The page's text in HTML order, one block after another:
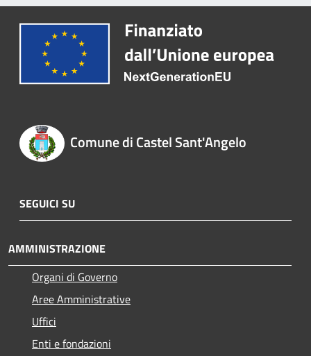
Comune di Castel Sant'Angelo
SEGUICI SU
AMMINISTRAZIONE
Organi di Governo
Aree Amministrative
Uffici
Enti e fondazioni